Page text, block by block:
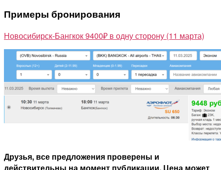
Примеры бронирования
Новосибирск-Бангкок 9400₽ в одну сторону (11 марта)
Друзья, все предложения проверены и
действительны на момент публикации. Цена может